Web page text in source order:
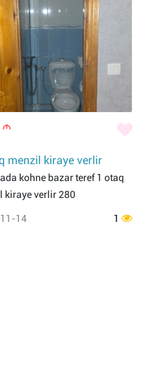
m
menzil kiraye verlir
kohne bazar teref 1 otaq
kiraye verlir 280
14 1